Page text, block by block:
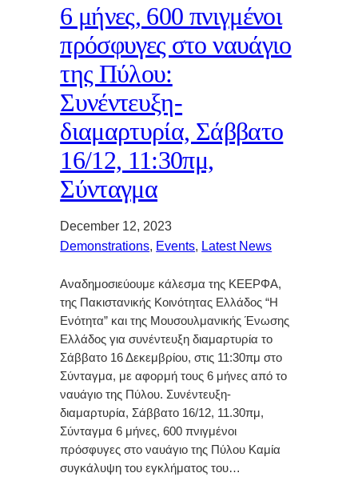
6 μήνες, 600 πνιγμένοι
πρόσφυγες στο ναυάγιο
της Πύλου:
Συνέντευξη-
διαμαρτυρία, Σάββατο
16/12, 11:30πμ,
Σύνταγμα
December 12, 2023
Demonstrations, Events, Latest News
Αναδημοσιεύουμε κάλεσμα της ΚΕΕΡΦΑ,
της Πακιστανικής Κοινότητας Ελλάδος “Η
Ενότητα” και της Μουσουλμανικής Ένωσης
Ελλάδος για συνέντευξη διαμαρτυρία το
Σάββατο 16 Δεκεμβρίου, στις 11:30πμ στο
Σύνταγμα, με αφορμή τους 6 μήνες από το
ναυάγιο της Πύλου. Συνέντευξη-
διαμαρτυρία, Σάββατο 16/12, 11.30πμ,
Σύνταγμα 6 μήνες, 600 πνιγμένοι
πρόσφυγες στο ναυάγιο της Πύλου Καμία
συγκάλυψη του εγκλήματος του…